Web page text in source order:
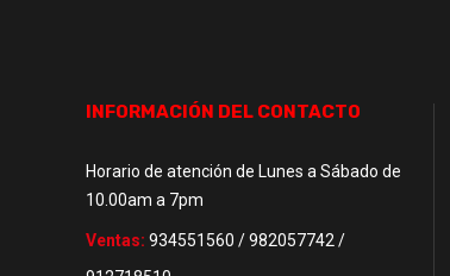
INFORMACIÓN DEL CONTACTO
Horario de atención de Lunes a Sábado de
10.00am a 7pm
Ventas: 934551560 / 982057742 /